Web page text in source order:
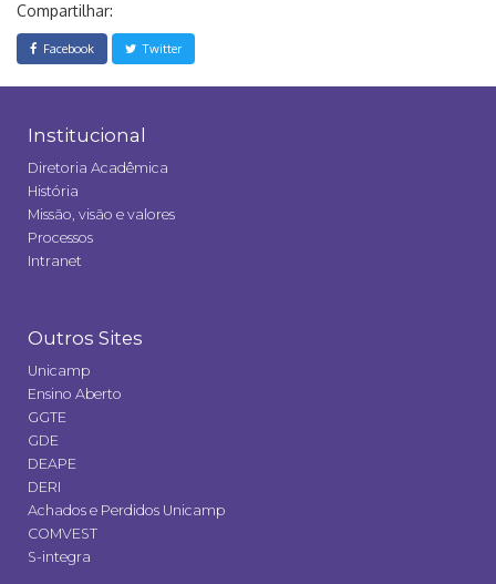
Compartilhar:
Facebook Twitter
Institucional
Diretoria Acadêmica
História
Missão, visão e valores
Processos
Intranet
Outros Sites
Unicamp
Ensino Aberto
GGTE
GDE
DEAPE
DERI
Achados e Perdidos Unicamp
COMVEST
S-integra